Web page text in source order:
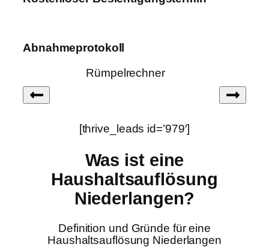
Abnahmeprotokoll
Rümpelrechner
[thrive_leads id=’979′]
Was ist eine
Haushaltsauflösung
Niederlangen?
Definition und Gründe für eine
Haushaltsauflösung Niederlangen